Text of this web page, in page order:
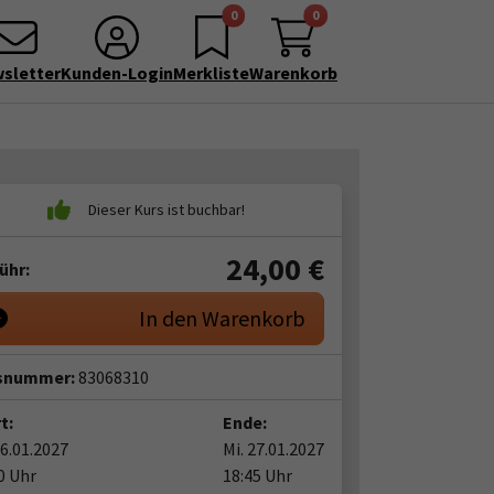
Kunden-Login
0
Merkliste
0
Warenkorb
24,00 €
In den Warenkorb
83068310
Uhr
Ende:
Mi. 27.01.2027
18:45 Uhr